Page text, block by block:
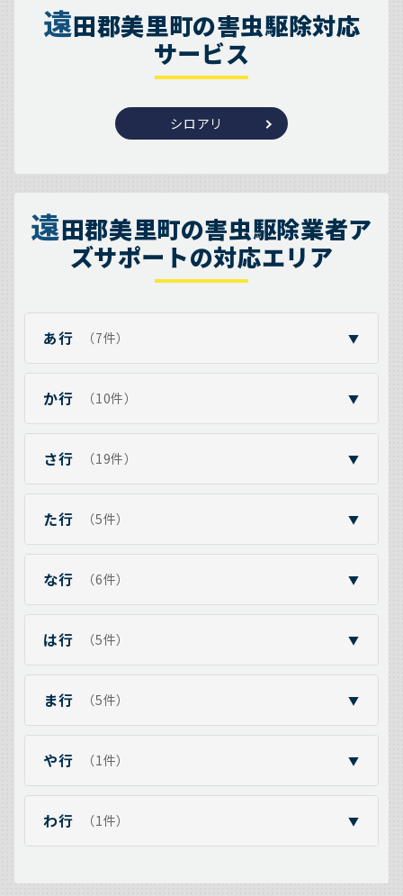
遠田郡美里町の害虫駆除対応
サービス
シロアリ
遠田郡美里町の害虫駆除業者ア
ズサポートの対応エリア
あ行 （7件） ▼
か行 （10件） ▼
さ行 （19件） ▼
た行 （5件） ▼
な行 （6件） ▼
は行 （5件） ▼
ま行 （5件） ▼
や行 （1件） ▼
わ行 （1件） ▼